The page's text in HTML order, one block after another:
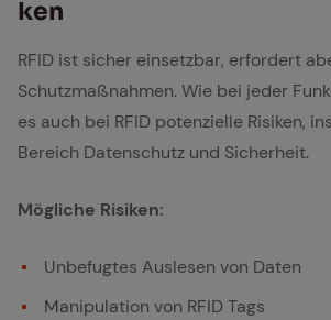
ken
RFID ist sicher einsetzbar, erfordert
Schutzmaßnahmen. Wie bei jeder
es auch bei RFID potenzielle Risiken,
Bereich Datenschutz und Sicherheit.
Mögliche Risiken:
Unbefugtes Auslesen von Daten
Manipulation von RFID Tags